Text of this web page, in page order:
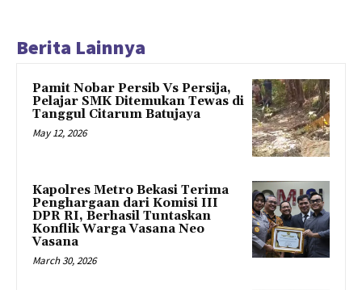
Berita Lainnya
Pamit Nobar Persib Vs Persija,
Pelajar SMK Ditemukan Tewas di
Tanggul Citarum Batujaya
May 12, 2026
Kapolres Metro Bekasi Terima
Penghargaan dari Komisi III
DPR RI, Berhasil Tuntaskan
Konflik Warga Vasana Neo
Vasana
March 30, 2026